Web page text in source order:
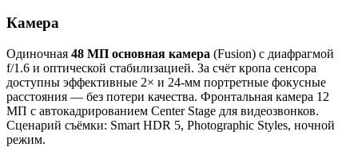
Камера
Одиночная 48 МП основная камера (Fusion) с диафрагмой
f/1.6 и оптической стабилизацией. За счёт кропа сенсора
доступны эффективные 2× и 24-мм портретные фокусные
расстояния — без потери качества. Фронтальная камера 12
МП с автокадрированием Center Stage для видеозвонков.
Сценарий съёмки: Smart HDR 5, Photographic Styles, ночной
режим.